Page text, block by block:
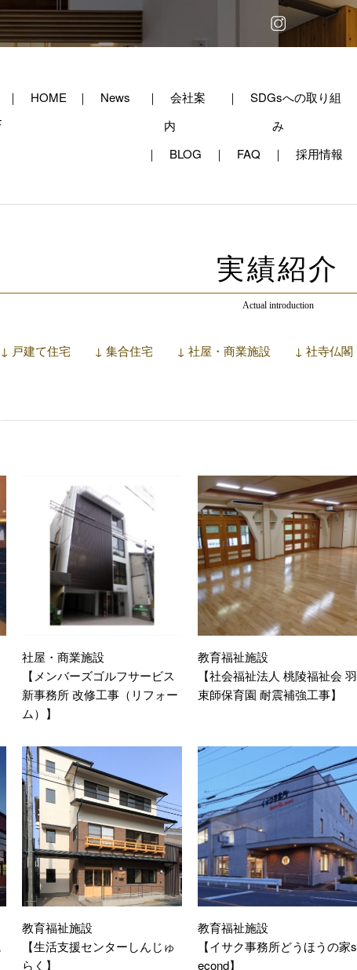
HOME News
会社案
内
SDGsへの取り組
み
BLOG FAQ 採用情報
実績紹介
Actual introduction
↓ 戸建て住宅 ↓ 集合住宅 ↓ 社屋・商業施設 ↓ 社寺仏閣
社屋・商業施設
【メンバーズゴルフサービス
新事務所 改修工事（リフォー
ム）】
教育福祉施設
【社会福祉法人 桃陵福祉会 羽
束師保育園 耐震補強工事】
教育福祉施設
【生活支援センターしんじゅ
らく】
教育福祉施設
【イサク事務所どうほうの家s
econd】